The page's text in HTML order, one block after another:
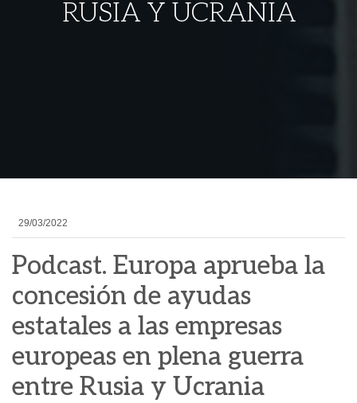
RUSIA Y UCRANIA
29/03/2022
Podcast. Europa aprueba la
concesión de ayudas
estatales a las empresas
europeas en plena guerra
entre Rusia y Ucrania